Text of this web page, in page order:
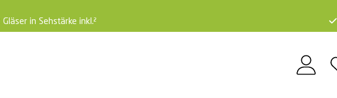
Gläser in Sehstärke inkl.²